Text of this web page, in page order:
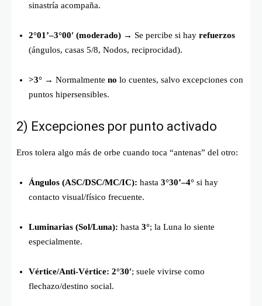
sinastría acompaña.
2°01’–3°00′ (moderado) → Se percibe si hay refuerzos
(ángulos, casas 5/8, Nodos, reciprocidad).
>3° → Normalmente no lo cuentes, salvo excepciones con
puntos hipersensibles.
2) Excepciones por punto activado
Eros tolera algo más de orbe cuando toca “antenas” del otro:
Ángulos (ASC/DSC/MC/IC): hasta 3°30’–4° si hay
contacto visual/físico frecuente.
Luminarias (Sol/Luna): hasta 3°; la Luna lo siente
especialmente.
Vértice/Anti-Vértice: 2°30′; suele vivirse como
flechazo/destino social.